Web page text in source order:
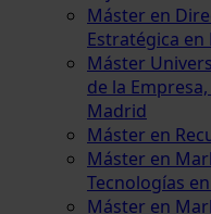
Máster en
Estratégica en
Máster
de la
Madrid
Máster en
Máster en
Tecnologías
Máster en